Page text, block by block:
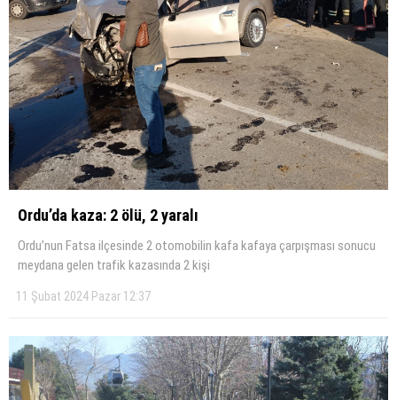
Ordu’da kaza: 2 ölü, 2 yaralı
Ordu’nun Fatsa ilçesinde 2 otomobilin kafa kafaya çarpışması sonucu
meydana gelen trafik kazasında 2 kişi
11 Şubat 2024 Pazar 12:37